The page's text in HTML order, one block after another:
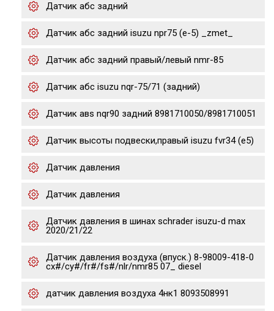
Датчик абс задний
Датчик абс задний isuzu npr75 (е-5) _zmet_
Датчик абс задний правый/левый nmr-85
Датчик абс isuzu nqr-75/71 (задний)
Датчик авs nqr90 задний 8981710050/8981710051
Датчик высоты подвески,правый isuzu fvr34 (e5)
Датчик давления
Датчик давления
Датчик давления в шинах schrader isuzu-d max
2020/21/22
Датчик давления воздуха (впуск.) 8-98009-418-0
cx#/cy#/fr#/fs#/nlr/nmr85 07_ diesel
датчик давления воздуха 4нк1 8093508991